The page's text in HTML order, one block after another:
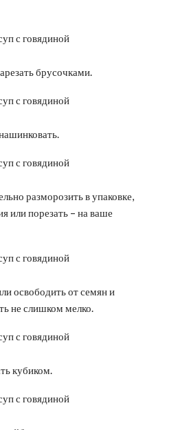
брусочками.
разморозить в упаковке,
или порезать – на ваше
освободить от семян и
не слишком мелко.
кубиком.